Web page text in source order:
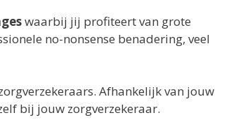
waarbij jij profiteert van grote
no-nonsense benadering, veel
Afhankelijk van jouw
bij jouw zorgverzekeraar.